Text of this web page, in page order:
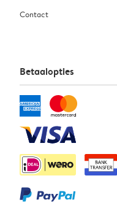
Contact
Betaalopties